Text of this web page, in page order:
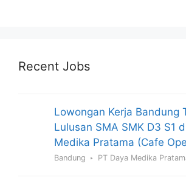
Recent Jobs
Lowongan Kerja Bandung
Lulusan SMA SMK D3 S1
Medika Pratama (Cafe
Bandung PT Daya Medika